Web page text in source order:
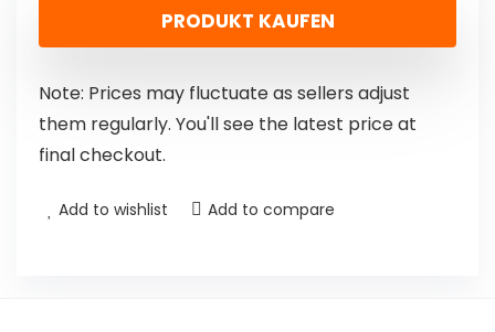
PRODUKT KAUFEN
Note: Prices may fluctuate as sellers adjust
them regularly. You'll see the latest price at
final checkout.
Add to wishlist Add to compare